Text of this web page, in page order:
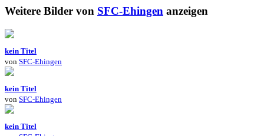
Weitere Bilder von SFC-Ehingen anzeigen
kein Titel
von SFC-Ehingen
kein Titel
von SFC-Ehingen
kein Titel